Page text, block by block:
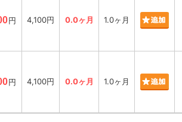
円 4,100円 0.0ヶ月 1.0ヶ月
円 4,100円 0.0ヶ月 1.0ヶ月